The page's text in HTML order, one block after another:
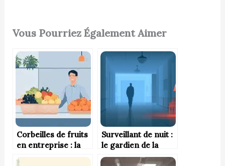
Vous Pourriez Également Aimer
Corbeilles de fruits
en entreprise : la
pause fruitée, un
Surveillant de nuit :
le gardien de la
tranquillité